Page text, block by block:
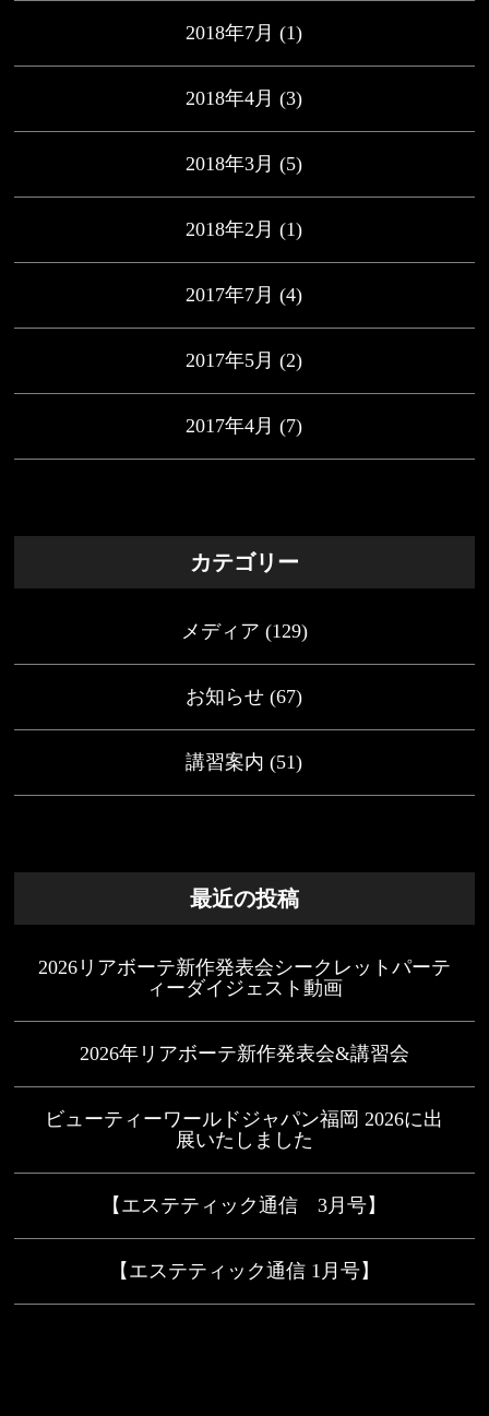
2018年7月 (1)
2018年4月 (3)
2018年3月 (5)
2018年2月 (1)
2017年7月 (4)
2017年5月 (2)
2017年4月 (7)
カテゴリー
メディア (129)
お知らせ (67)
講習案内 (51)
最近の投稿
2026リアボーテ新作発表会シークレットパーテ
ィーダイジェスト動画
2026年リアボーテ新作発表会&講習会
ビューティーワールドジャパン福岡 2026に出
展いたしました
【エステティック通信 3月号】
【エステティック通信 1月号】